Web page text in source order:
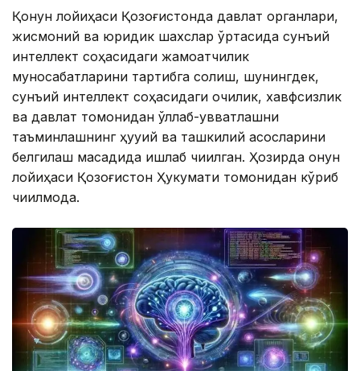
Қонун лойиҳаси Қозоғистонда давлат органлари,
жисмоний ва юридик шахслар ўртасида сунъий
интеллект соҳасидаги жамоатчилик
муносабатларини тартибга солиш, шунингдек,
сунъий интеллект соҳасидаги очиқлик, хавфсизлик
ва давлат томонидан қўллаб-қувватлашни
таъминлашнинг ҳуқуқий ва ташкилий асосларини
белгилаш мақсадида ишлаб чиқилган. Ҳозирда қонун
лойиҳаси Қозоғистон Ҳукумати томонидан кўриб
чиқилмоқда.